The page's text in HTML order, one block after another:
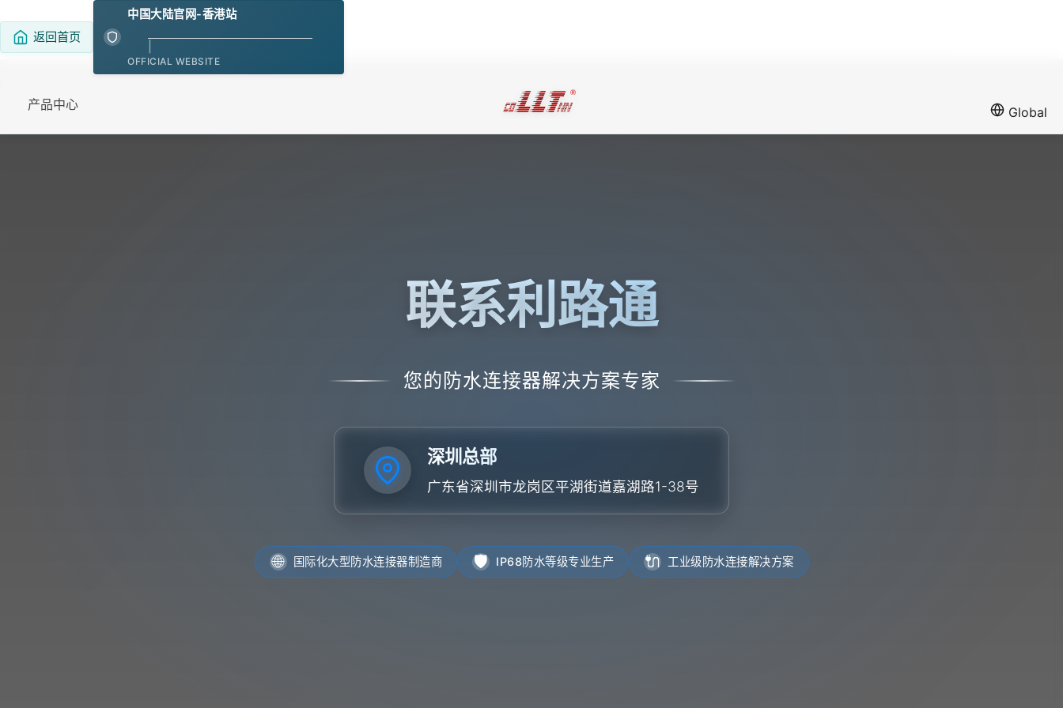
返回首页
中国大陆官网-香港站
OFFICIAL WEBSITE
产品中心 Global
联系利路通
您的防水连接器解决方案专家
深圳总部
广东省深圳市龙岗区平湖街道嘉湖路1-38号
🌐 国际化大型防水连接器制造商 🛡️ IP68防水等级专业生产 🔌 工业级防水连接解决方案